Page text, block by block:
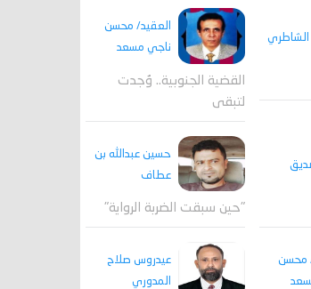
الشاطري
العقيد/ محسن
ناجي مسعد
القضية الجنوبية.. وُجدت
لتبقى
حسين عبدالله بن
عطاف
"حين سبقت الضربة الرواية"
محسن
عيدروس صلاح
المدوري